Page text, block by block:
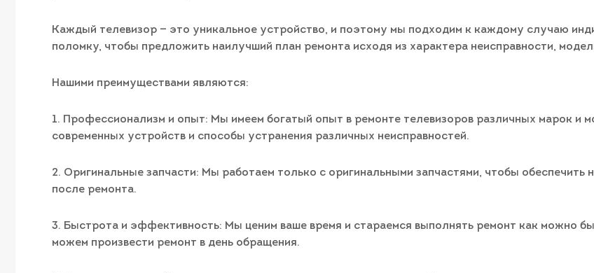
Каждый телевизор — это уникальное устройство, и поэтому мы подходим к каждому случаю
поломку, чтобы предложить наилучший план ремонта исходя из характера неисправности,
Нашими преимуществами являются:
1. Профессионализм и опыт: Мы имеем богатый опыт в ремонте телевизоров различных марок и
современных устройств и способы устранения различных неисправностей.
2. Оригинальные запчасти: Мы работаем только с оригинальными запчастями, чтобы
после ремонта.
3. Быстрота и эффективность: Мы ценим ваше время и стараемся выполнять ремонт как можно
можем произвести ремонт в день обращения.